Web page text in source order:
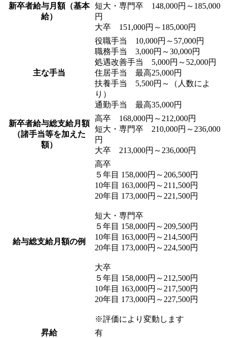
新卒者給与月額（基本
給）
短大・専門卒 148,000円～185,000
円
大卒 151,000円～185,000円
主な手当
役職手当 10,000円～57,000円
職務手当 3,000円～30,000円
処遇改善手当 5,000円～52,000円
住居手当 最高25,000円
扶養手当 5,500円～（人数によ
り）
通勤手当 最高35,000円
新卒者給与総支給月額
（諸手当等を加えた
額）
高卒 168,000円～212,000円
短大・専門卒 210,000円～236,000
円
大卒 213,000円～236,000円
給与総支給月額の例
高卒
５年目 158,000円～206,500円
10年目 163,000円～211,500円
20年目 173,000円～221,500円
短大・専門卒
５年目 158,000円～209,500円
10年目 163,000円～214,500円
20年目 173,000円～224,500円
大卒
５年目 158,000円～212,500円
10年目 163,000円～217,500円
20年目 173,000円～227,500円
※評価により変動します
昇給
有